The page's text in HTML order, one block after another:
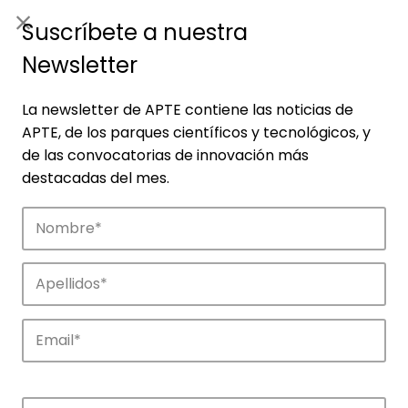
Suscríbete a nuestra
Newsletter
La newsletter de APTE contiene las noticias de
APTE, de los parques científicos y tecnológicos, y
de las convocatorias de innovación más
destacadas del mes.